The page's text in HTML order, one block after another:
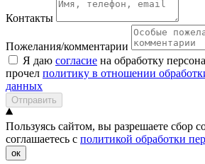
Контакты
Пожелания/комментарии
Я даю согласие на обработку
прочел политику в отношении
данных
Отправить
Пользуясь сайтом, вы разрешаете сбор
соглашаетесь с политикой обработки
ок